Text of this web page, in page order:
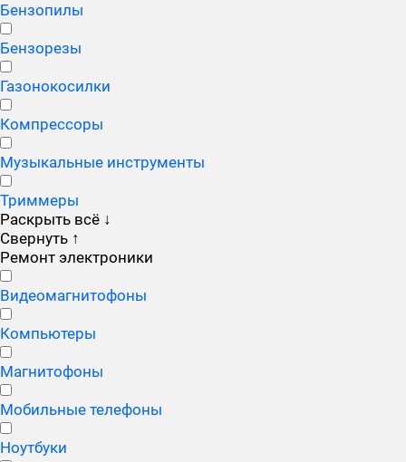
Бензопилы
Бензорезы
Газонокосилки
Компрессоры
Музыкальные инструменты
Триммеры
Раскрыть всё ↓
Свернуть ↑
Ремонт электроники
Видеомагнитофоны
Компьютеры
Магнитофоны
Мобильные телефоны
Ноутбуки